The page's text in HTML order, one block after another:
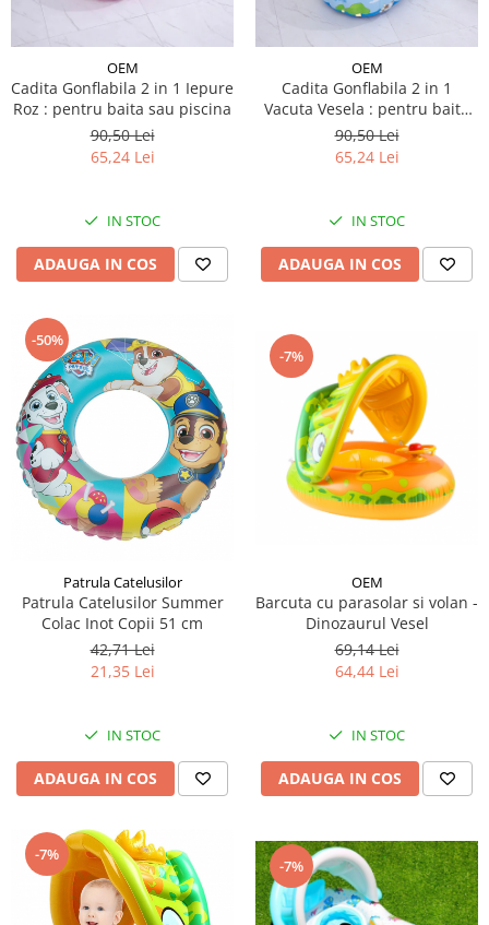
Micul explorator
Nisip kinetic
Pictura, modelaj si accesorii
Tarcuri si corturi
Tarc joaca copii
Tarc joaca cu bile
Corturi copii
OEM
Cadita Gonflabila 2 in 1 Iepure
Roz : pentru baita sau piscina
90,50 Lei
65,24 Lei
IN STOC
ADAUGA IN COS
OEM
Cadita Gonflabila 2 in 1
Vacuta Vesela : pentru baita
sau piscina
90,50 Lei
65,24 Lei
IN STOC
ADAUGA IN COS
-50%
Patrula Catelusilor
Patrula Catelusilor Summer
Colac Inot Copii 51 cm
42,71 Lei
21,35 Lei
IN STOC
ADAUGA IN COS
-7%
OEM
Barcuta cu parasolar si volan -
Dinozaurul Vesel
69,14 Lei
64,44 Lei
IN STOC
ADAUGA IN COS
-7%
-7%